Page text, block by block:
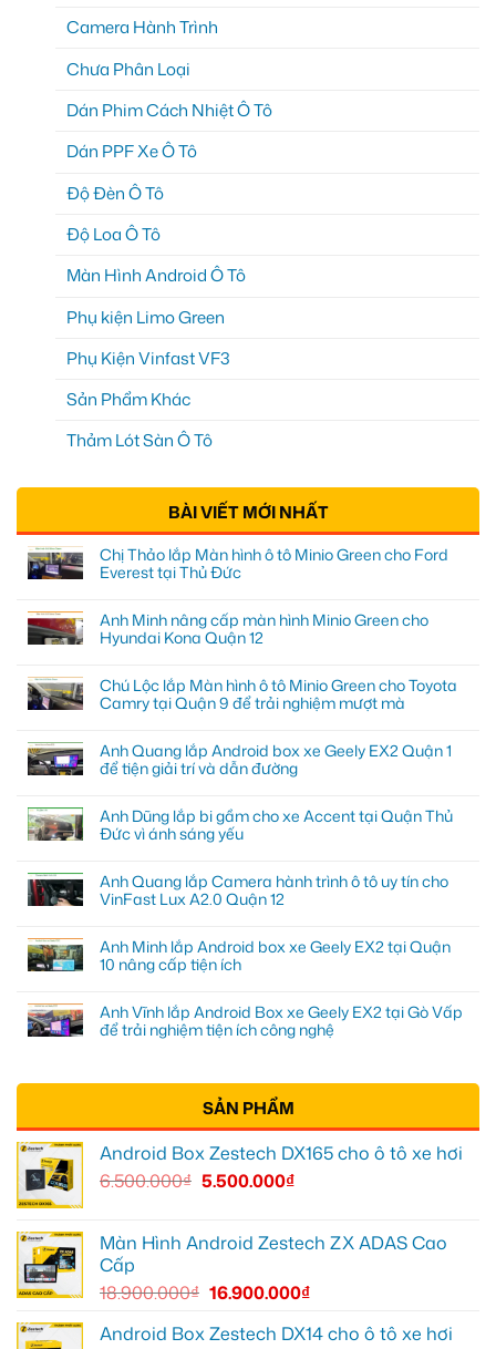
Camera Hành Trình
Chưa Phân Loại
Dán Phim Cách Nhiệt Ô Tô
Dán PPF Xe Ô Tô
Độ Đèn Ô Tô
Độ Loa Ô Tô
Màn Hình Android Ô Tô
Phụ kiện Limo Green
Phụ Kiện Vinfast VF3
Sản Phẩm Khác
Thảm Lót Sàn Ô Tô
BÀI VIẾT MỚI NHẤT
Chị Thảo lắp Màn hình ô tô Minio Green cho Ford
Everest tại Thủ Đức
Anh Minh nâng cấp màn hình Minio Green cho
Hyundai Kona Quận 12
Chú Lộc lắp Màn hình ô tô Minio Green cho Toyota
Camry tại Quận 9 để trải nghiệm mượt mà
Anh Quang lắp Android box xe Geely EX2 Quận 1
để tiện giải trí và dẫn đường
Anh Dũng lắp bi gầm cho xe Accent tại Quận Thủ
Đức vì ánh sáng yếu
Anh Quang lắp Camera hành trình ô tô uy tín cho
VinFast Lux A2.0 Quận 12
Anh Minh lắp Android box xe Geely EX2 tại Quận
10 nâng cấp tiện ích
Anh Vĩnh lắp Android Box xe Geely EX2 tại Gò Vấp
để trải nghiệm tiện ích công nghệ
SẢN PHẨM
Android Box Zestech DX165 cho ô tô xe hơi
6.500.000₫ 5.500.000₫
Màn Hình Android Zestech ZX ADAS Cao
Cấp
18.900.000₫ 16.900.000₫
Android Box Zestech DX14 cho ô tô xe hơi